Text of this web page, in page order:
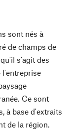
sont nés à
de champs de
s'agit des
l'entreprise
Ce sont
à base d'extraits
de la région.